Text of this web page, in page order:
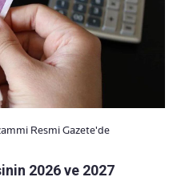
Resmi Gazete'de
2026 ve 2027